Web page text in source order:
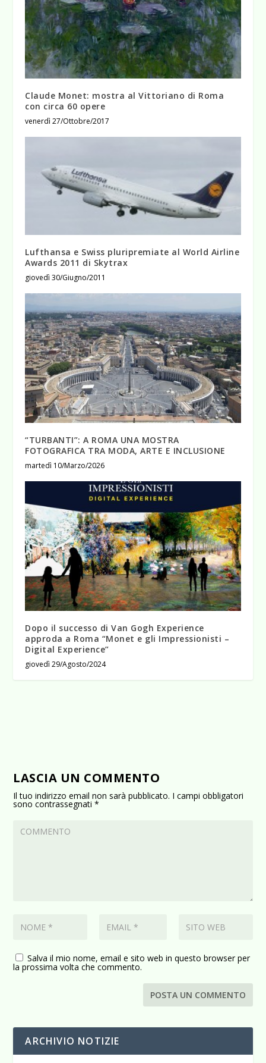
Claude Monet: mostra al Vittoriano di Roma
con circa 60 opere
venerdì 27/Ottobre/2017
Lufthansa e Swiss pluripremiate al World Airline
Awards 2011 di Skytrax
giovedì 30/Giugno/2011
“TURBANTI”: A ROMA UNA MOSTRA
FOTOGRAFICA TRA MODA, ARTE E INCLUSIONE
martedì 10/Marzo/2026
Dopo il successo di Van Gogh Experience
approda a Roma “Monet e gli Impressionisti –
Digital Experience”
giovedì 29/Agosto/2024
LASCIA UN COMMENTO
Il tuo indirizzo email non sarà pubblicato. I campi obbligatori
sono contrassegnati*
Salva il mio nome, email e sito web in questo browser per
la prossima volta che commento.
ARCHIVIO NOTIZIE